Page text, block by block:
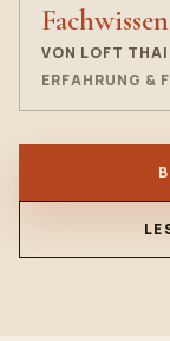
Fachwissen
VON LOFT
ERFAHRUNG &